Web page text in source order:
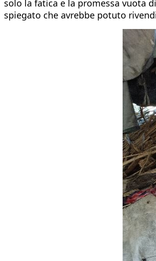
solo la fatica e la promessa vuota
spiegato che avrebbe potuto